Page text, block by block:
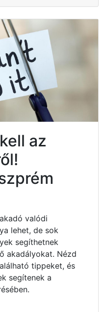
az
valódi
lehet, de sok
segíthetnek
akadályokat. Nézd
tippeket, és
segítenek a